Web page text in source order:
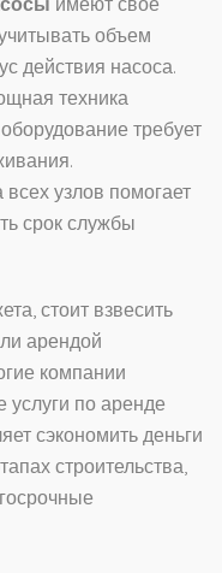
объем
действия насоса.
техника
требует
узлов помогает
срок службы
стоит взвесить
арендой
компании
по аренде
сэкономить деньги
строительства,